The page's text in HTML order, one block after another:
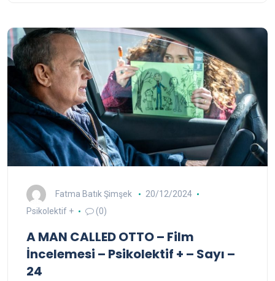
Fatma Batık Şimşek
20/12/2024
Psikolektif +
(0)
A MAN CALLED OTTO – Film
İncelemesi – Psikolektif + – Sayı –
24